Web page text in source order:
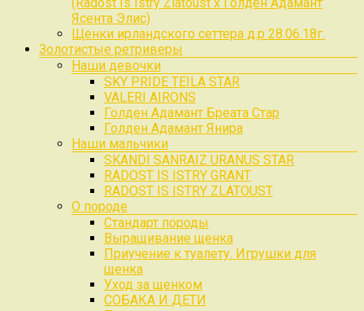
(Radost Is Istry Zlatoust x Голден Адамант
Ясента Элис)
Щенки ирландского сеттера д.р 28.06.18г.
Золотистые ретриверы
Наши девочки
SKY PRIDE TEILA STAR
VALERI AIRONS
Голден Адамант Бреата Стар
Голден Адамант Янира
Наши мальчики
SKANDI SANRAIZ URANUS STAR
RADOST IS ISTRY GRANT
RADOST IS ISTRY ZLATOUST
О породе
Стандарт породы
Выращивание щенка
Приучение к туалету. Игрушки для
щенка
Уход за щенком
СОБАКА И ДЕТИ